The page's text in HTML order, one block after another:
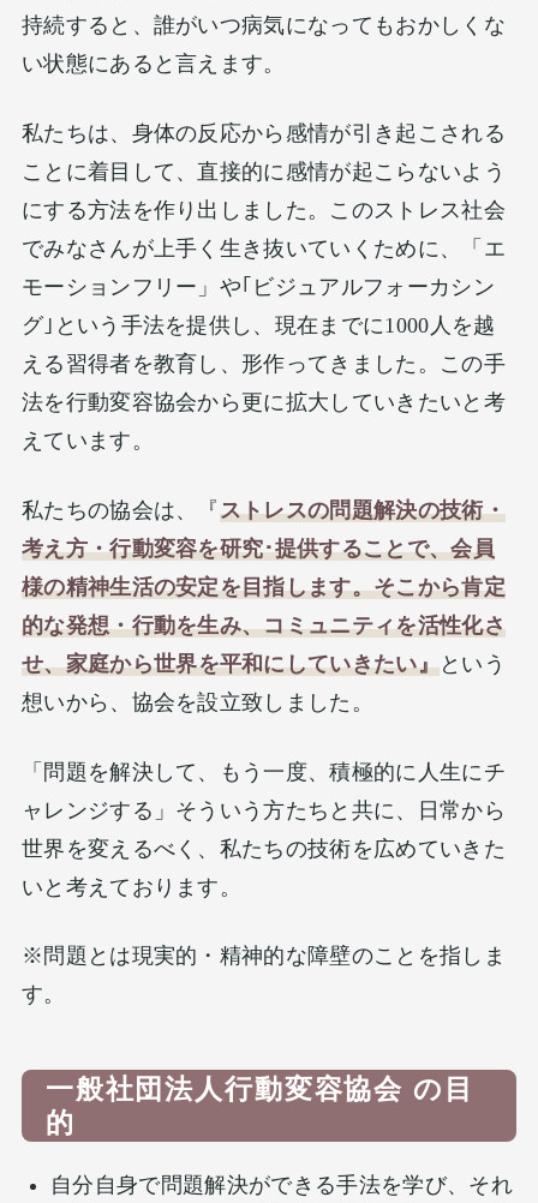
持続すると、誰がいつ病気になってもおかしくな
い状態にあると言えます。
私たちは、身体の反応から感情が引き起こされる
ことに着目して、直接的に感情が起こらないよう
にする方法を作り出しました。このストレス社会
でみなさんが上手く生き抜いていくために、「エ
モーションフリー」や｢ビジュアルフォーカシン
グ｣という手法を提供し、現在までに1000人を越
える習得者を教育し、形作ってきました。この手
法を行動変容協会から更に拡大していきたいと考
えています。
私たちの協会は、『ストレスの問題解決の技術・
考え方・行動変容を研究･提供することで、会員
様の精神生活の安定を目指します。そこから肯定
的な発想・行動を生み、コミュニティを活性化さ
せ、家庭から世界を平和にしていきたい』という
想いから、協会を設立致しました。
「問題を解決して、もう一度、積極的に人生にチ
ャレンジする」そういう方たちと共に、日常から
世界を変えるべく、私たちの技術を広めていきた
いと考えております。
※問題とは現実的・精神的な障壁のことを指しま
す。
一般社団法人行動変容協会 の目
的
自分自身で問題解決ができる手法を学び、それ